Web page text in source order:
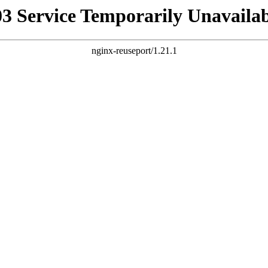
Service Temporarily
nginx-reuseport/1.21.1